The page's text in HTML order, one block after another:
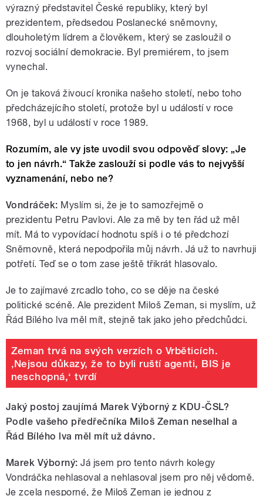
výrazný představitel České republiky, který byl
prezidentem, předsedou Poslanecké sněmovny,
dlouholetým lídrem a člověkem, který se zasloužil o
rozvoj sociální demokracie. Byl premiérem, to jsem
vynechal.
On je taková živoucí kronika našeho století, nebo toho
předcházejícího století, protože byl u událostí v roce
1968, byl u událostí v roce 1989.
Rozumím, ale vy jste uvodil svou odpověď slovy: „Je
to jen návrh.“ Takže zaslouží si podle vás to nejvyšší
vyznamenání, nebo ne?
Vondráček: Myslím si, že je to samozřejmě o
prezidentu Petru Pavlovi. Ale za mě by ten řád už měl
mít. Má to vypovídací hodnotu spíš i o té předchozí
Sněmovně, která nepodpořila můj návrh. Já už to navrhuji
potřetí. Teď se o tom zase ještě třikrát hlasovalo.
Je to zajímavé zrcadlo toho, co se děje na české
politické scéně. Ale prezident Miloš Zeman, si myslím, už
Řád Bílého lva měl mít, stejně tak jako jeho předchůdci.
Zeman trvá na svých verzích o Vrběticích.
‚Nejsou důkazy, že to byli ruští agenti, BIS je
neschopná,‘ tvrdí
Jaký postoj zaujímá Marek Výborný z KDU-ČSL?
Podle vašeho předřečníka Miloš Zeman neselhal a
Řád Bílého lva měl mít už dávno.
Marek Výborný: Já jsem pro tento návrh kolegy
Vondráčka nehlasoval a nehlasoval jsem pro něj vědomě.
Je zcela nesporné, že Miloš Zeman je jednou z